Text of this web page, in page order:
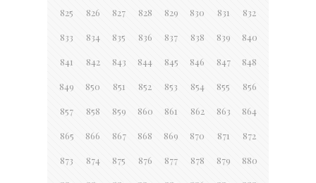
825 826 827 828 829 830 831 832
833 834 835 836 837 838 839 840
841 842 843 844 845 846 847 848
849 850 851 852 853 854 855 856
857 858 859 860 861 862 863 864
865 866 867 868 869 870 871 872
873 874 875 876 877 878 879 880